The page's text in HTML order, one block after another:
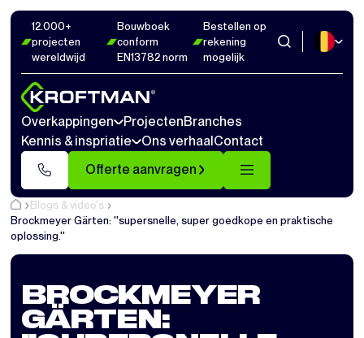
12.000+
projecten
wereldwijd
Bouwboek
conform
EN13782 norm
Bestellen op
rekening
mogelijk
Overkappingen ProjectenBranches
Kennis & inspriatie
Ons verhaalContact
Offerte aanvragen
Blogs & video's
Brockmeyer Gärten: ''supersnelle, super goedkope en praktische
oplossing.''
BROCKMEYER
GÄRTEN: